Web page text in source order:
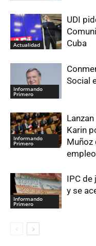
Actualidad
UDI
Cuba
Informando
Primero
Social
Informando
Primero
Karin
Muñoz
Informando
Primero
IPC de
y se